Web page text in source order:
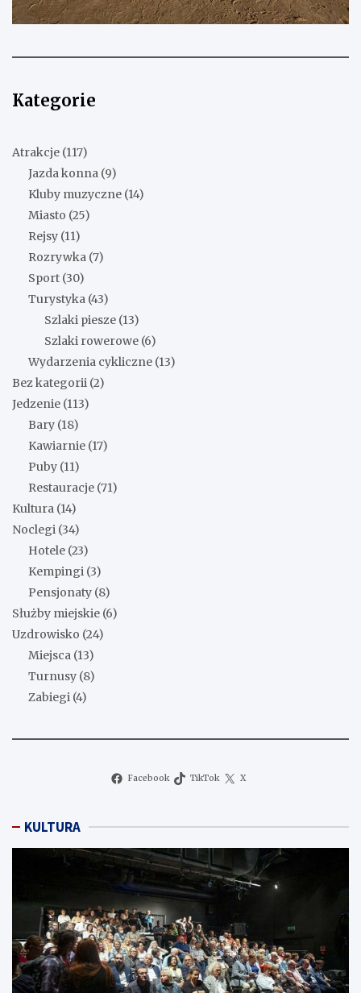
Kategorie
Atrakcje (117)
Jazda konna (9)
Kluby muzyczne (14)
Miasto (25)
Rejsy (11)
Rozrywka (7)
Sport (30)
Turystyka (43)
Szlaki piesze (13)
Szlaki rowerowe (6)
Wydarzenia cykliczne (13)
Bez kategorii (2)
Jedzenie (113)
Bary (18)
Kawiarnie (17)
Puby (11)
Restauracje (71)
Kultura (14)
Noclegi (34)
Hotele (23)
Kempingi (3)
Pensjonaty (8)
Służby miejskie (6)
Uzdrowisko (24)
Miejsca (13)
Turnusy (8)
Zabiegi (4)
Facebook TikTok X
KULTURA